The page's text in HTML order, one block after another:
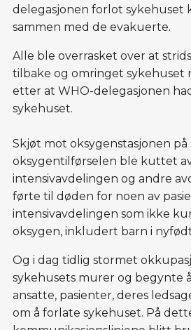
delegasjonen forlot sykehuset
sammen med de evakuerte.
Alle ble overrasket over at
tilbake og omringet sykehuset
etter at WHO-delegasjonen
sykehuset.
Skjøt mot oksygenstasjonen på
oksygentilførselen ble kuttet
intensivavdelingen og andre
førte til døden for noen av
intensivavdelingen som ikke
oksygen, inkludert barn i
Og i dag tidlig stormet
sykehusets murer og begynte
ansatte, pasienter, deres
om å forlate sykehuset. På